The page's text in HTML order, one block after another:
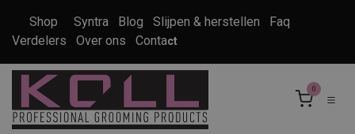
Shop Syntra Blog Slijpen & herstellen
Faq
Verdelers
Over ons Contact
0